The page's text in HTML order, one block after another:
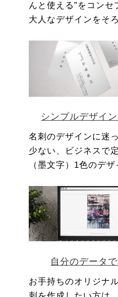
んと使える”をコン
大人なデザインをそ
シンプルデザイ
名刺のデザインに迷
少ない、ビジネスで
（墨文字）1色のデザ
自分のデータ
お手持ちのオリジナ